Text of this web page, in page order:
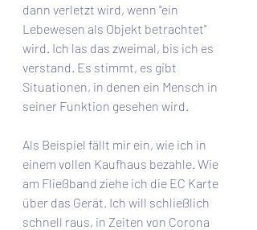
dann verletzt wird, wenn "ein
Lebewesen als Objekt betrachtet"
wird. Ich las das zweimal, bis ich es
verstand. Es stimmt, es gibt
Situationen, in denen ein Mensch in
seiner Funktion gesehen wird.
Als Beispiel fällt mir ein, wie ich in
einem vollen Kaufhaus bezahle. Wie
am Fließband ziehe ich die EC Karte
über das Gerät. Ich will schließlich
schnell raus, in Zeiten von Corona